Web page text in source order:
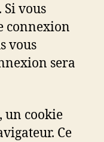
Si vous
connexion
vous
sera
cookie
Ce